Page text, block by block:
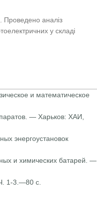
Проведено аналіз
у складі
и математическое
— Харьков: ХАИ,
энергоустановок
и химических батарей. —
1-3.—80 с.